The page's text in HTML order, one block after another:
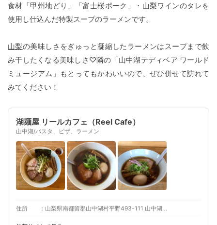
食材「甲州地どり」「富士桜ポーク」・山梨ワインのタレを
使用し仕込んだ特製スープのラーメンです。
山梨の美味しさをぎゅっと凝縮したラーメンはスープまで飲
み干したくなる美味しさ♡隣の「山中湖テディベア ワールド
ミュージアム」もとってもかわいいので、ぜひ併せて訪れて
みてください！
湖麺屋 リールカフェ（Reel Cafe）
山中湖/パスタ、ピザ、ラーメン
住所 山梨県南都留郡山中湖村平野493-111 山中湖テディベア ワールドミュージアム